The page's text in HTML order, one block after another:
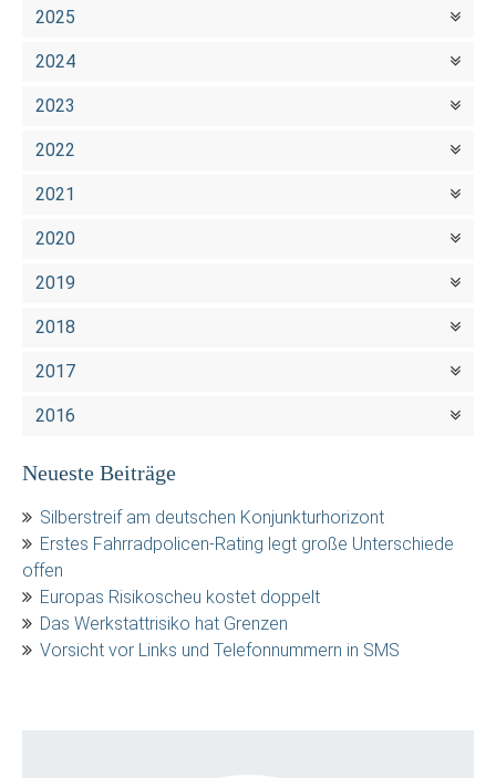
2025
2024
2023
2022
2021
2020
2019
2018
2017
2016
Neueste Beiträge
Silberstreif am deutschen Konjunkturhorizont
Erstes Fahrradpolicen-Rating legt große Unterschiede
offen
Europas Risikoscheu kostet doppelt
Das Werkstattrisiko hat Grenzen
Vorsicht vor Links und Telefonnummern in SMS